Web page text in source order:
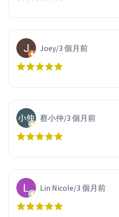
Joey/3 個月前
蔡小仲/3 個月前
Lin Nicole/3 個月前